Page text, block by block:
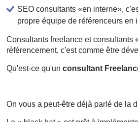
SEO consultants «en interne»,
propre équipe de référenceurs en
Consultants freelance et consultants
référencement, c'est comme être
Qu'est-ce qu'unconsultant
On vous a peut-être déjà parlé de la